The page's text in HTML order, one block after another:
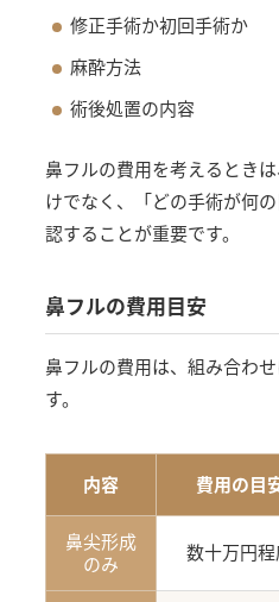
修正手術か初回手術か
麻酔方法
術後処置の内容
鼻フルの費用を考えるとき
けでなく、「どの手術が何
認することが重要です。
鼻フルの費用目安
鼻フルの費用は、組み合わ
す。
内容 費用の目
鼻尖形成
のみ
数十万円